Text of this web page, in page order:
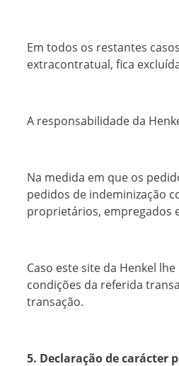
Em todos os restantes
extracontratual, fica
A responsabilidade da
Na medida em que os
pedidos de indeminização
proprietários, empregados
Caso este site da Henkel
condições da referida
transação.
5. Declaração de carácter